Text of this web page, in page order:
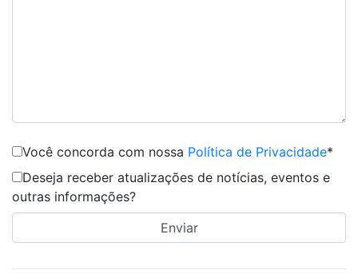
Você concorda com nossa Política de Privacidade*
Deseja receber atualizações de notícias, eventos e
outras informações?